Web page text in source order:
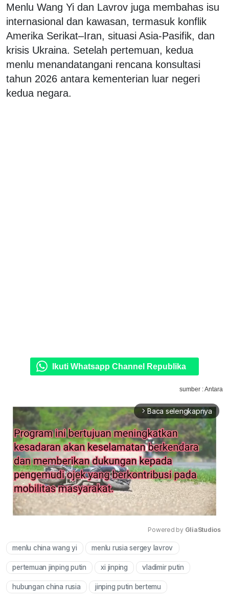
Menlu Wang Yi dan Lavrov juga membahas isu
internasional dan kawasan, termasuk konflik
Amerika Serikat–Iran, situasi Asia-Pasifik, dan
krisis Ukraina. Setelah pertemuan, kedua
menlu menandatangani rencana konsultasi
tahun 2026 antara kementerian luar negeri
kedua negara.
Ikuti Whatsapp Channel Republika
sumber : Antara
arrow_forward_ios Baca selengkapnya
Powered by GliaStudios
menlu china wang yi menlu rusia sergey lavrov
pertemuan jinping putin xi jinping vladimir putin
hubungan china rusia jinping putin bertemu